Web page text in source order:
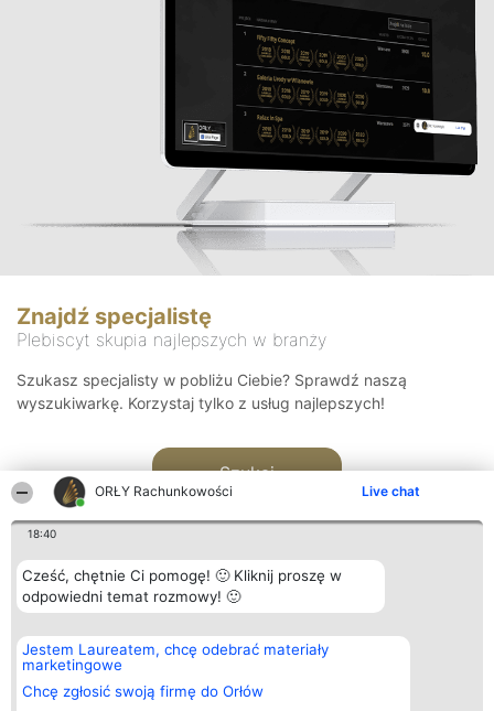
ORŁY Rachunkowości Live chat
18:40
Cześć, chętnie Ci pomogę! 🙂 Kliknij proszę w
odpowiedni temat rozmowy! 🙂
Jestem Laureatem, chcę odebrać materiały
marketingowe
Chcę zgłosić swoją firmę do Orłów
Znajdź specjalistę
Plebiscyt skupia najlepszych w branży
Szukasz specjalisty w pobliżu Ciebie? Sprawdź naszą
wyszukiwarkę. Korzystaj tylko z usług najlepszych!
Szukaj
Organizator plebiscytu
Bright Side Solutions sp. z o.
o. sp. k.
ul. Ruska 22
Wrocław 50-079
Plebiscyt
Laureaci
wszystkich
Laureatów
Kontakt
Kontakt